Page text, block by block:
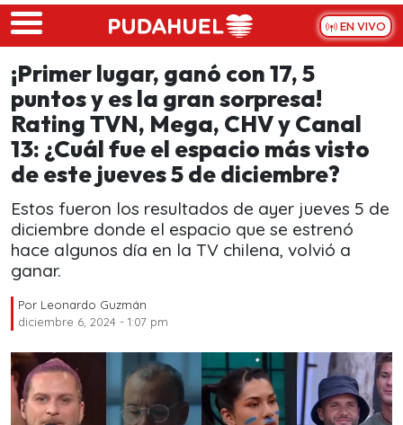
Skip to main content
EN VIVO
¡Primer lugar, ganó con 17, 5
puntos y es la gran sorpresa!
Rating TVN, Mega, CHV y Canal
13: ¿Cuál fue el espacio más visto
de este jueves 5 de diciembre?
Estos fueron los resultados de ayer jueves 5 de
diciembre donde el espacio que se estrenó
hace algunos día en la TV chilena, volvió a
ganar.
Por Leonardo Guzmán
diciembre 6, 2024 - 1:07 pm